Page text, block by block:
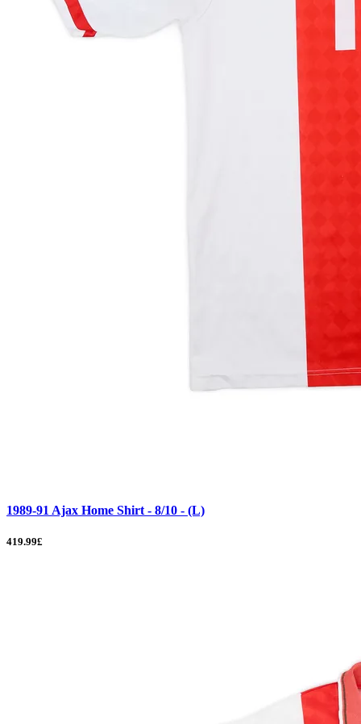
1989-91 Ajax Home Shirt - 8/10 - (L)
419.99£